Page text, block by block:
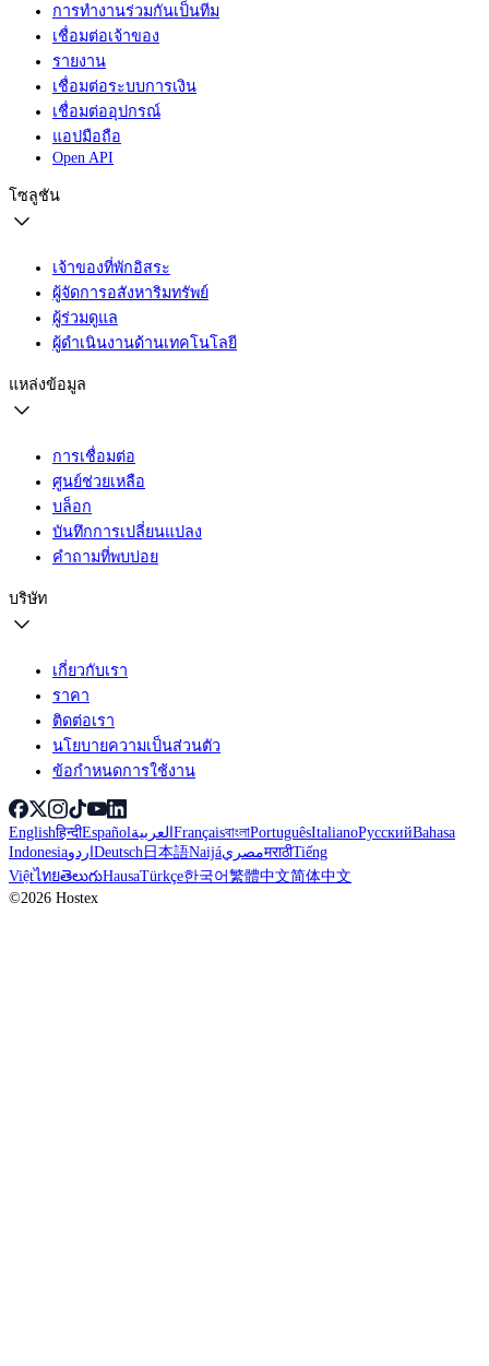
การทำงานร่วมกันเป็นทีม
เชื่อมต่อเจ้าของ
รายงาน
เชื่อมต่อระบบการเงิน
เชื่อมต่ออุปกรณ์
แอปมือถือ
Open API
โซลูชัน
เจ้าของที่พักอิสระ
ผู้จัดการอสังหาริมทรัพย์
ผู้ร่วมดูแล
ผู้ดำเนินงานด้านเทคโนโลยี
แหล่งข้อมูล
การเชื่อมต่อ
ศูนย์ช่วยเหลือ
บล็อก
บันทึกการเปลี่ยนแปลง
คำถามที่พบบ่อย
บริษัท
เกี่ยวกับเรา
ราคา
ติดต่อเรา
นโยบายความเป็นส่วนตัว
ข้อกำหนดการใช้งาน
Englishहिन्दीEspañolالعربيةFrançaisবাংলাPortuguêsItalianoРусскийBahasa
IndonesiaاردوDeutsch日本語NaijáمصريमराठीTiếng
ViệtไทยతెలుగుHausaTürkçe한국어繁體中文简体中文
©2026 Hostex